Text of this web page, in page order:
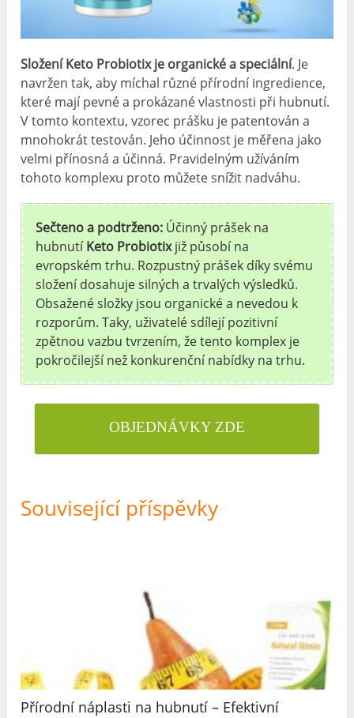
Složení Keto Probiotix je organické a speciální. Je
navržen tak, aby míchal různé přírodní ingredience,
které mají pevné a prokázané vlastnosti při hubnutí.
V tomto kontextu, vzorec prášku je patentován a
mnohokrát testován. Jeho účinnost je měřena jako
velmi přínosná a účinná. Pravidelným užíváním
tohoto komplexu proto můžete snížit nadváhu.
Sečteno a podtrženo: Účinný prášek na
hubnutíKeto Probiotixjiž působí na
evropském trhu. Rozpustný prášek díky svému
složení dosahuje silných a trvalých výsledků.
Obsažené složky jsou organické a nevedou k
rozporům. Taky, uživatelé sdílejí pozitivní
zpětnou vazbu tvrzením, že tento komplex je
pokročilejší než konkurenční nabídky na trhu.
OBJEDNÁVKY ZDE
Související příspěvky
Přírodní náplasti na hubnutí – Efektivní